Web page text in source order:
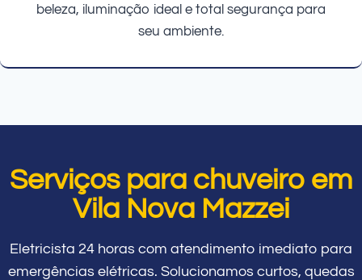
beleza, iluminação ideal e total segurança para
seu ambiente.
Serviços para chuveiro em
Vila Nova Mazzei
Eletricista 24 horas com atendimento imediato para
emergências elétricas. Solucionamos curtos, quedas